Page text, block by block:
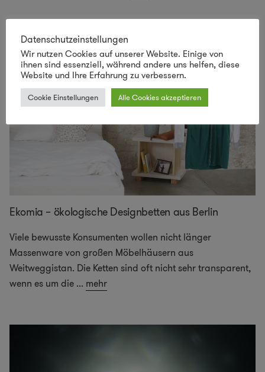
Ekomia – ökologische Designbetten aus Berlin
Viele bewusste Konsumenten wollen nicht länger
Massenware von großen Möbelhäusern aus
Weitweggistan. Die Ketten sind oft nicht sehr transparent,
wenn es um die ... mehr
Datenschutzeinstellungen
Wir nutzen Cookies auf unserer Website. Einige von
ihnen sind essenziell, während andere uns helfen, diese
Website und Ihre Erfahrung zu verbessern.
Cookie Einstellungen Alle Cookies akzeptieren